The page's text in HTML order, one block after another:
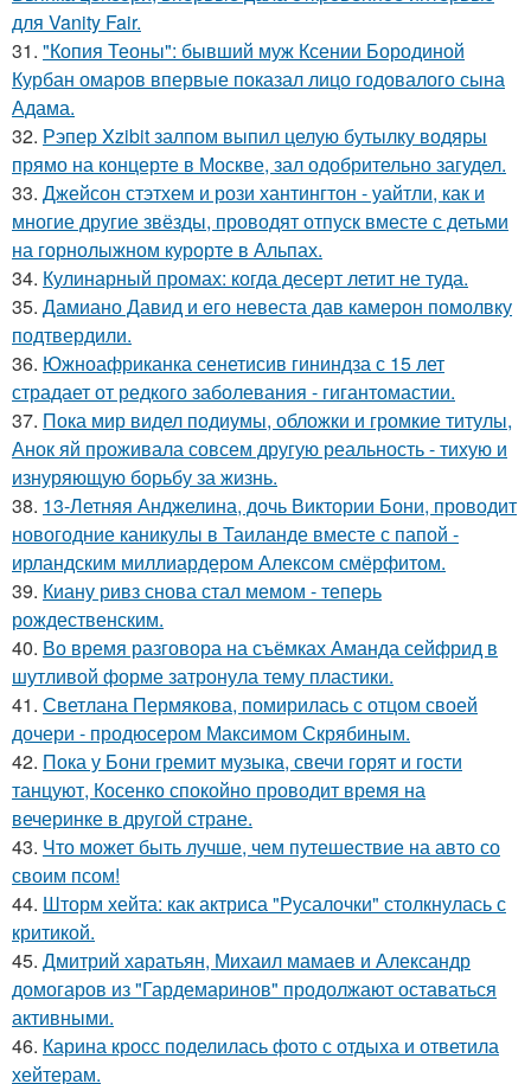
для Vanity Fair.
31. "Копия Теоны": бывший муж Ксении Бородиной
Курбан омаров впервые показал лицо годовалого сына
Адама.
32. Рэпер Xzibit залпом выпил целую бутылку водяры
прямо на концерте в Москве, зал одобрительно загудел.
33. Джейсон стэтхем и рози хантингтон - уайтли, как и
многие другие звёзды, проводят отпуск вместе с детьми
на горнолыжном курорте в Альпах.
34. Кулинарный промах: когда десерт летит не туда.
35. Дамиано Давид и его невеста дав камерон помолвку
подтвердили.
36. Южноафриканка сенетисив гининдза с 15 лет
страдает от редкого заболевания - гигантомастии.
37. Пока мир видел подиумы, обложки и громкие титулы,
Анок яй проживала совсем другую реальность - тихую и
изнуряющую борьбу за жизнь.
38. 13-Летняя Анджелина, дочь Виктории Бони, проводит
новогодние каникулы в Таиланде вместе с папой -
ирландским миллиардером Алексом смёрфитом.
39. Киану ривз снова стал мемом - теперь
рождественским.
40. Во время разговора на съёмках Аманда сейфрид в
шутливой форме затронула тему пластики.
41. Светлана Пермякова, помирилась с отцом своей
дочери - продюсером Максимом Скрябиным.
42. Пока у Бони гремит музыка, свечи горят и гости
танцуют, Косенко спокойно проводит время на
вечеринке в другой стране.
43. Что может быть лучше, чем путешествие на авто со
своим псом!
44. Шторм хейта: как актриса "Русалочки" столкнулась с
критикой.
45. Дмитрий харатьян, Михаил мамаев и Александр
домогаров из "Гардемаринов" продолжают оставаться
активными.
46. Карина кросс поделилась фото с отдыха и ответила
хейтерам.